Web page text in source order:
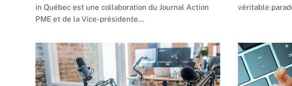
in Québec est une collaboration du Journal Action
PME et de la Vice-présidente…
véritable